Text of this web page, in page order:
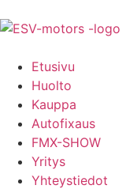
Etusivu
Huolto
Kauppa
Autofixaus
FMX-SHOW
Yritys
Yhteystiedot